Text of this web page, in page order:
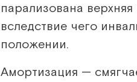
парализована
вследствие чего
положении.
Амортизация —